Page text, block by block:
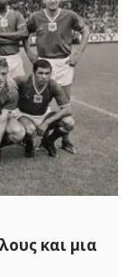
και μια